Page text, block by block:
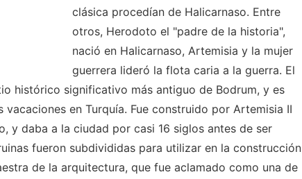
clásica procedían de Halicarnaso. Entre
otros, Herodoto el "padre de la historia",
nació en Halicarnaso, Artemisia y la mujer
guerrera lideró la flota caria a la guerra. El
histórico significativo más antiguo de Bodrum, y es
en Turquía. Fue construido por Artemisia II
y daba a la ciudad por casi 16 siglos antes de ser
fueron subdivididas para utilizar en la construcción
de la arquitectura, que fue aclamado como una de